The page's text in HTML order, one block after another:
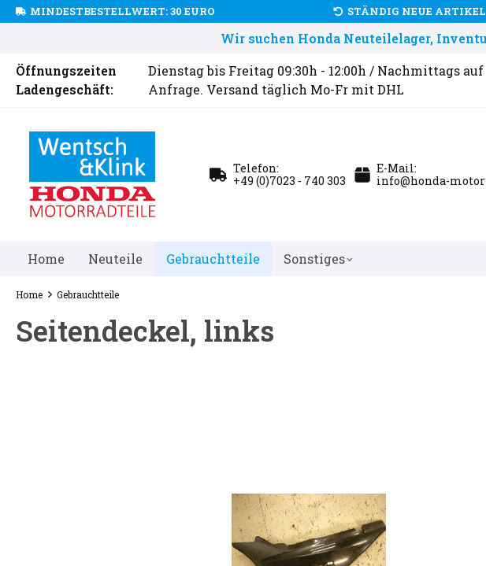
MINDESTBESTELLWERT: 30 EURO STÄNDIG NEUE ARTIKEL
Wir suchen Honda Neuteilelager,
Öffnungszeiten
Ladengeschäft:
Dienstag bis Freitag 09:30h - 12:00h / Nachmittags auf
Anfrage. Versand täglich Mo-Fr mit DHL
Telefon:
+49 (0)7023 - 740 303
E-Mail:
info@honda-
Home Neuteile Gebrauchtteile Sonstiges
Home Gebrauchtteile
Seitendeckel, links